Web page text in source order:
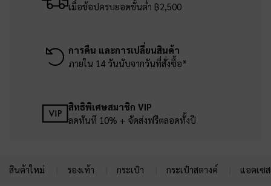
เมื่อช้อปครบยอดขั้นต่ำ ฿2,500
การคืน และการเปลี่ยนสินค้า
ภายใน 14 วันนับจากวันที่สั่งซื้อ*
สิทธิพิเศษสมาชิก VIP
ลดทันที 10% + จัดส่งฟรีตลอดทั้งปี
สินค้าใหม่ รองเท้า กระเป๋า กระเป๋าสตางค์ แอคเซ